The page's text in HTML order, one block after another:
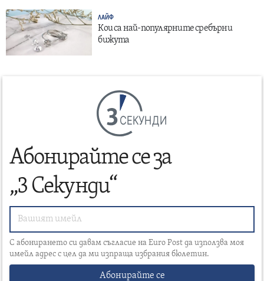
ЛАЙФ
Кои са най-популярните сребърни
бижута
СЕКУНДИ
Абонирайте се за
„3 Секунди“
С абонирането си давам съгласие на Euro Post да използва моя
имейл адрес с цел да ми изпраща избрания бюлетин.
Абонирайте се